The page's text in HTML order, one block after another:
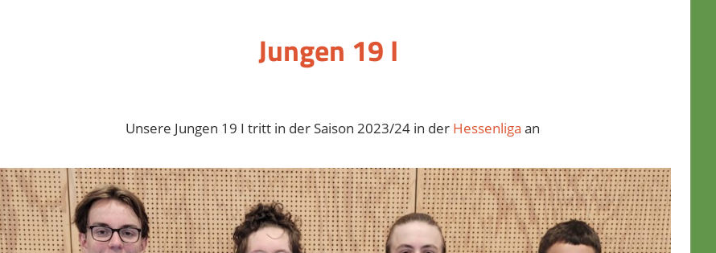
Jungen 19 I
Unsere Jungen 19 I tritt in der Saison 2023/24 in der Hessenliga an